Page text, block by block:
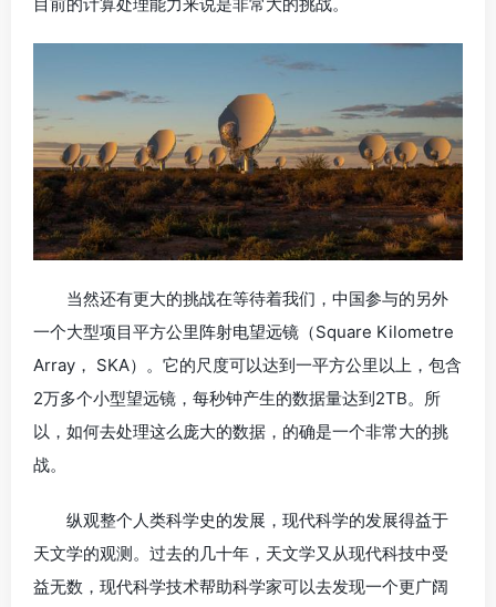
当然还有更大的挑战在等待着我们，中国参与的另外
一个大型项目平方公里阵射电望远镜（Square Kilometre
Array， SKA）。它的尺度可以达到一平方公里以上，包含
2万多个小型望远镜，每秒钟产生的数据量达到2TB。所
以，如何去处理这么庞大的数据，的确是一个非常大的挑
战。
纵观整个人类科学史的发展，现代科学的发展得益于
天文学的观测。过去的几十年，天文学又从现代科技中受
益无数，现代科学技术帮助科学家可以去发现一个更广阔